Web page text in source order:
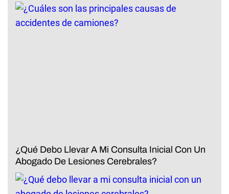
¿Qué Debo Llevar A Mi Consulta Inicial Con Un
Abogado De Lesiones Cerebrales?